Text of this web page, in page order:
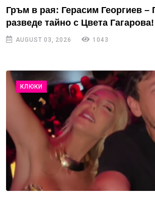
Гръм в рая: Герасим Георгиев –
разведе тайно с Цвета Гагарова!
AUGUST 03, 2026 1043
КЛЮКИ